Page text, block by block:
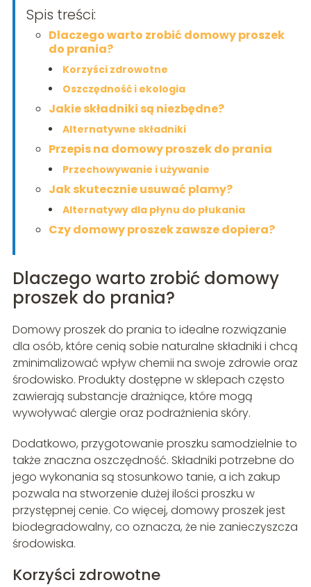
Spis treści:
Dlaczego warto zrobić domowy proszek
do prania?
Korzyści zdrowotne
Oszczędność i ekologia
Jakie składniki są niezbędne?
Alternatywne składniki
Przepis na domowy proszek do prania
Przechowywanie i używanie
Jak skutecznie usuwać plamy?
Alternatywy dla płynu do płukania
Czy domowy proszek zawsze dopiera?
Dlaczego warto zrobić domowy
proszek do prania?
Domowy proszek do prania to idealne rozwiązanie
dla osób, które cenią sobie naturalne składniki i chcą
zminimalizować wpływ chemii na swoje zdrowie oraz
środowisko. Produkty dostępne w sklepach często
zawierają substancje drażniące, które mogą
wywoływać alergie oraz podrażnienia skóry.
Dodatkowo, przygotowanie proszku samodzielnie to
także znaczna oszczędność. Składniki potrzebne do
jego wykonania są stosunkowo tanie, a ich zakup
pozwala na stworzenie dużej ilości proszku w
przystępnej cenie. Co więcej, domowy proszek jest
biodegradowalny, co oznacza, że nie zanieczyszcza
środowiska.
Korzyści zdrowotne